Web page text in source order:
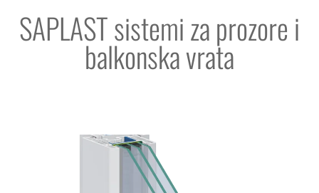
SAPLAST sistemi za prozore i
balkonska vrata